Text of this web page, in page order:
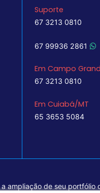
Suporte
67 3213 0810
67 99936 2861
Em Campo
67 3213 0810
Em Cuiabá/MT
65 3653 5084
ampliação de seu portfólio